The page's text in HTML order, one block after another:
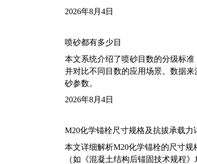
2026年8月4日
喷砂都有多少目
本文系统介绍了喷砂目数的分级标准
并对比不同目数的应用场景。数据
砂参数。
2026年8月4日
M20化学锚栓尺寸规格及抗拔承载力
本文详细解析M20化学锚栓的尺寸
（如《混凝土结构后锚固技术规程